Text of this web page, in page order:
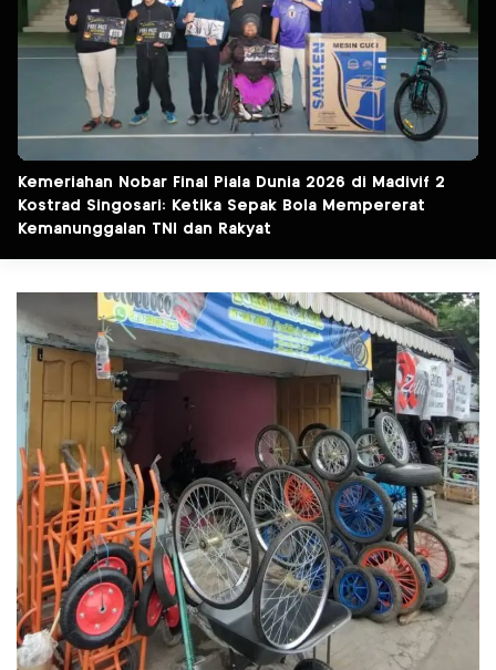
Kemeriahan Nobar Final Piala Dunia 2026 di Madivif 2
Kostrad Singosari: Ketika Sepak Bola Mempererat
Kemanunggalan TNI dan Rakyat